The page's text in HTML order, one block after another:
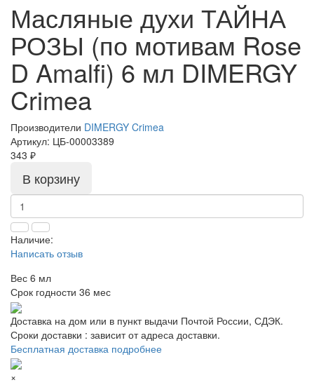
Масляные духи ТАЙНА
РОЗЫ (по мотивам Rose
D Amalfi) 6 мл DIMERGY
Crimea
Производители DIMERGY Crimea
Артикул: ЦБ-00003389
343 ₽
В корзину
Наличие:
Написать отзыв
Вес 6 мл
Срок годности 36 мес
Доставка на дом или в пункт выдачи Почтой России, СДЭК.
Сроки доставки : зависит от адреса доставки.
Бесплатная доставка подробнее
×